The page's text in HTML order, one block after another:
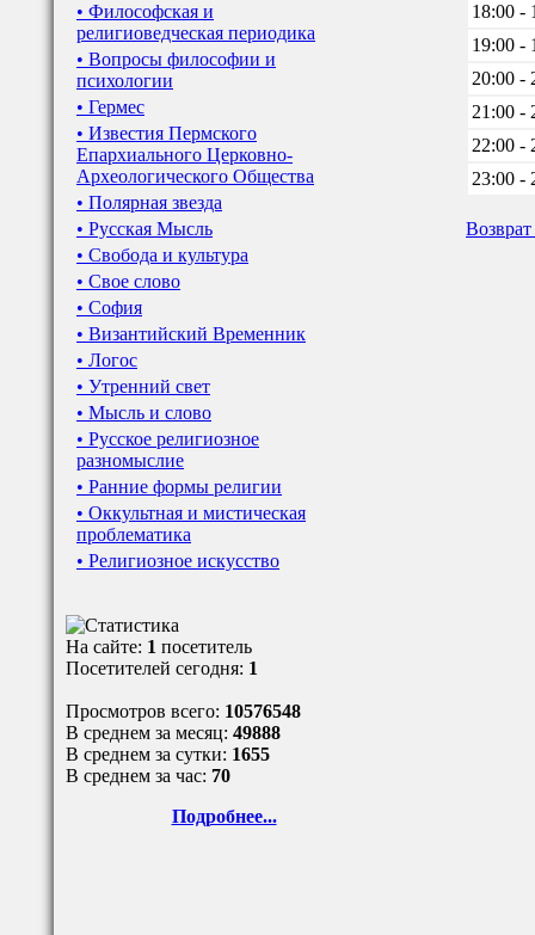
• Философская и
религиоведческая периодика
• Вопросы философии и
психологии
• Гермес
• Известия Пермского
Епархиального Церковно-
Археологического Общества
• Полярная звезда
• Русская Мысль
• Свобода и культура
• Свое слово
• София
• Византийский Временник
• Логос
• Утренний свет
• Мысль и слово
• Русское религиозное
разномыслие
• Ранние формы религии
• Оккультная и мистическая
проблематика
• Религиозное искусство
На сайте: 1 посетитель
Посетителей сегодня: 1
Просмотров всего: 10576548
В среднем за месяц: 49888
В среднем за сутки: 1655
В среднем за час: 70
Подробнее...
18:00 -
19:00 -
20:00 -
21:00 -
22:00 -
23:00 -
Возврат